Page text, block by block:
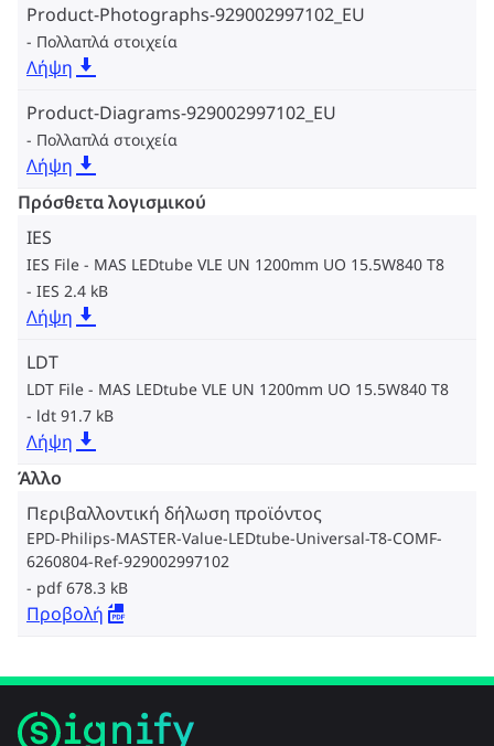
Product-Photographs-929002997102_EU
Πολλαπλά στοιχεία
Λήψη
Product-Diagrams-929002997102_EU
Πολλαπλά στοιχεία
Λήψη
Πρόσθετα λογισμικού
IES
IES File - MAS LEDtube VLE UN 1200mm UO 15.5W840 T8
IES 2.4 kB
Λήψη
LDT
LDT File - MAS LEDtube VLE UN 1200mm UO 15.5W840 T8
ldt 91.7 kB
Λήψη
Άλλο
Περιβαλλοντική δήλωση προϊόντος
EPD-Philips-MASTER-Value-LEDtube-Universal-T8-COMF-
6260804-Ref-929002997102
pdf 678.3 kB
Προβολή